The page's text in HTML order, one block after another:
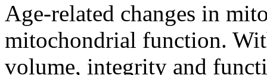
Age-related changes in
mitochondrial function.
volume, integrity and